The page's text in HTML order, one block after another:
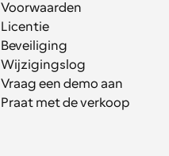
Voorwaarden
Licentie
Beveiliging
Wijzigingslog
Vraag een demo aan
Praat met de verkoop